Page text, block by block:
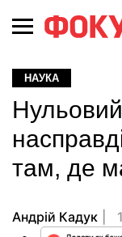
НАУКА
там, де
Андрій Кадук